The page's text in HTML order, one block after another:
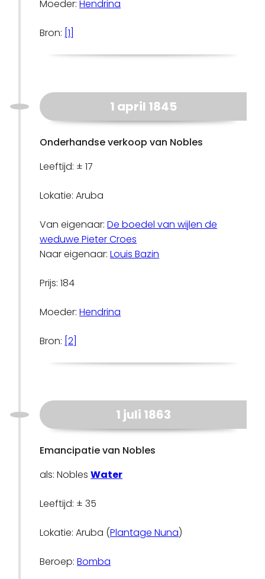
Moeder:Hendrina
Bron: [1]
1 april 1845
Onderhandse verkoop van Nobles
Leeftijd: ± 17
Lokatie: Aruba
Van eigenaar:De boedel van wijlen de
weduwe Pieter Croes
Naar eigenaar:Louis Bazin
Prijs: 184
Moeder:Hendrina
Bron: [2]
1 juli 1863
Emancipatie van Nobles
als: NoblesWater
Leeftijd: ± 35
Lokatie: Aruba (Plantage Nuna)
Beroep:Bomba